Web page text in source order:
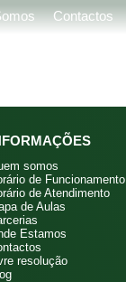
Contactos
somos
de Funcionamento
de Atendimento
de Aulas
Estamos
resolução